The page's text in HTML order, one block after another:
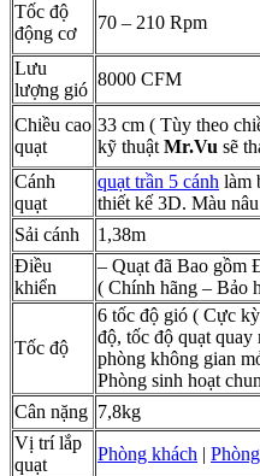
Tốc độ
động cơ
70 – 210 Rpm
Lưu
lượng gió
8000 CFM
Chiều cao
quạt
33 cm ( Tùy theo
kỹ thuật Mr.Vu sẽ
Cánh
quạt
quạt trần 5 cánh làm
thiết kế 3D. Màu
Sải cánh
1,38m
Điều
khiển
– Quạt đã Bao gồm
( Chính hãng – Bảo
Tốc độ
6 tốc độ gió ( Cực
độ, tốc độ quạt quay
phòng không gian
Phòng sinh hoạt
Cân nặng 7,8kg
Vị trí lắp
quạt
Phòng khách |